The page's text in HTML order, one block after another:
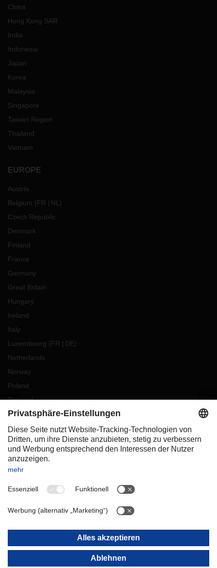
China
Hong Kong SAR
India
Indonesia
Japan
Korea
Malaysia
Singapore
Taiwan Region
Thailand
Vietnam
EUROPE
Austria
Belgium (FR NL )
Czech Republic
Denmark
Finland
France
Germany
Great Britain
Hungary
Ireland
Italy
Luxembourg (FR DE)
Netherlands
Norway
Poland
Portugal
Romania
Slovakia
Spain
Sweden
Switzerland
OCEANIA